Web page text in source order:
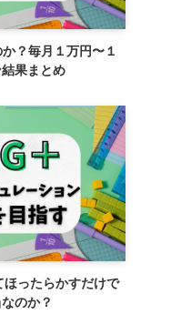
？毎月１万円〜１
果まとめ
ったらかすだけで
のか？